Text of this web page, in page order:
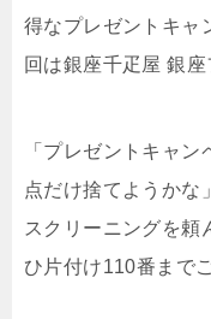
得なプレゼントキャ
回は銀座千疋屋 銀
「プレゼントキャ
点だけ捨てようかな
スクリーニングを頼
ひ片付け110番まで